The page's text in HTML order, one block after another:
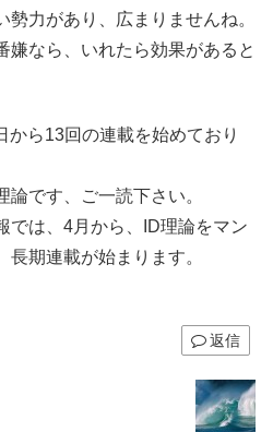
勢力があり、広まりませんね。
嫌なら、いれたら効果があると
から13回の連載を始めており
です、ご一読下さい。
では、4月から、ID理論をマン
期連載が始まります。
返信